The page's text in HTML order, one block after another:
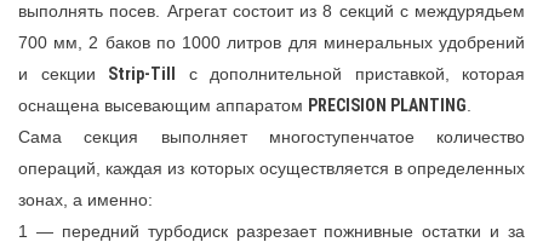
выполнять посев. Агрегат состоит из 8 секций с междурядьем
700 мм, 2 баков по 1000 литров для минеральных удобрений
и секции Strip-Till
с дополнительной приставкой, которая
оснащена высевающим аппаратом PRECISION PLANTING
Сама секция выполняет многоступенчатое количество
операций, каждая из которых осуществляется в определенных
зонах, а именно:
1 — передний турбодиск разрезает пожнивные остатки и за